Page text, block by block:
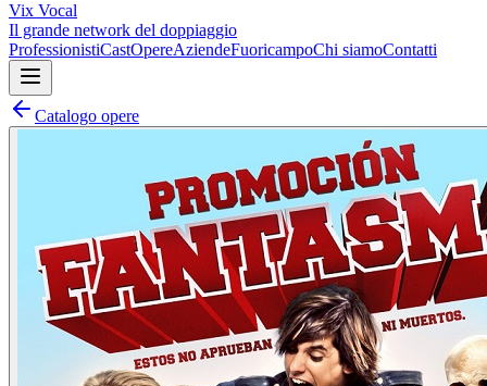
Vix Vocal
Il grande network del doppiaggio
ProfessionistiCastOpereAziendeFuoricampoChi siamoContatti
Catalogo opere